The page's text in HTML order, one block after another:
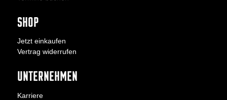
SHOP
Jetzt einkaufen
Vertrag widerrufen
UNTERNEHMEN
Karriere